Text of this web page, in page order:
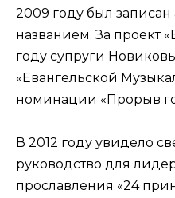
2009 году был
названием. За проект
году супруги
«Евангельской
номинации «Прорыв
В 2012 году увидело
руководство для
прославления «24